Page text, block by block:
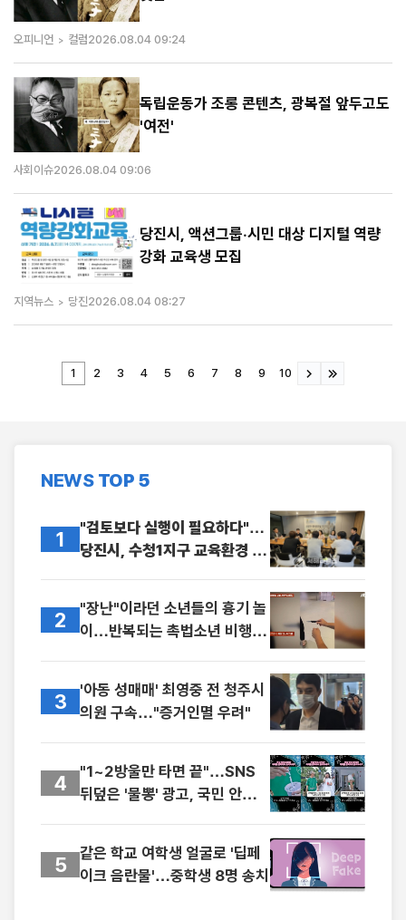
오피니언 컬럼2026.08.04 09:24
독립운동가 조롱 콘텐츠, 광복절 앞두고도
'여전'
사회이슈2026.08.04 09:06
당진시, 액션그룹·시민 대상 디지털 역량
강화 교육생 모집
지역뉴스 당진2026.08.04 08:27
1 2 3 4 5 6 7 8 9 10
NEWS TOP 5
1
"검토보다 실행이 필요하다"…
당진시, 수청1지구 교육환경 개
2
"장난"이라던 소년들의 흉기 놀
이…반복되는 촉법소년 비행,
3
'아동 성매매' 최영중 전 청주시
의원 구속…"증거인멸 우려"
4
"1~2방울만 타면 끝"…SNS
뒤덮은 '물뽕' 광고, 국민 안전
5
같은 학교 여학생 얼굴로 '딥페
이크 음란물'…중학생 8명 송치